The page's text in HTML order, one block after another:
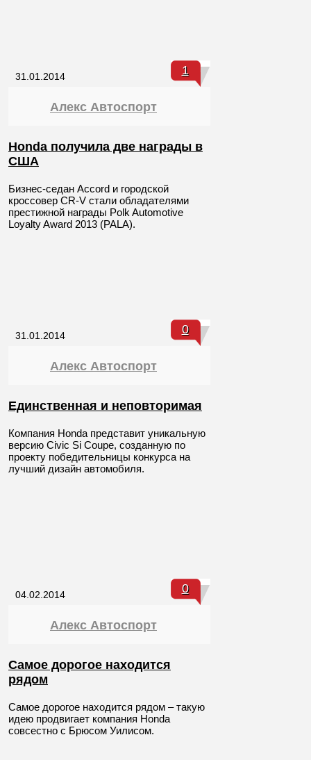
31.01.2014 1
Алекс Автоспорт
Honda получила две награды в
США
Бизнес-седан Accord и городской
кроссовер CR-V стали обладателями
престижной награды Polk Automotive
Loyalty Award 2013 (PALA).
31.01.2014 0
Алекс Автоспорт
Единственная и неповторимая
Компания Honda представит уникальную
версию Civic Si Coupe, созданную по
проекту победительницы конкурса на
лучший дизайн автомобиля.
04.02.2014 0
Алекс Автоспорт
Самое дорогое находится
рядом
Самое дорогое находится рядом – такую
идею продвигает компания Honda
совсестно с Брюсом Уилисом.